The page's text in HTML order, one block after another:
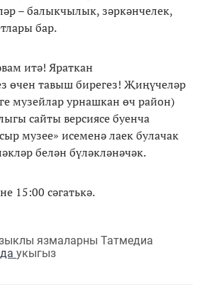
– балыкчылык, зәркәнчелек,
бар.
итә! Яраткан
өчен тавыш бирегез! Җиңүчеләр
музейлар урнашкан өч район)
сайты версиясе буенча
музее» исеменә лаек булачак
белән бүләкләнәчәк.
15:00 сәгатькә.
язмаларны Татмедиа
укыгыз